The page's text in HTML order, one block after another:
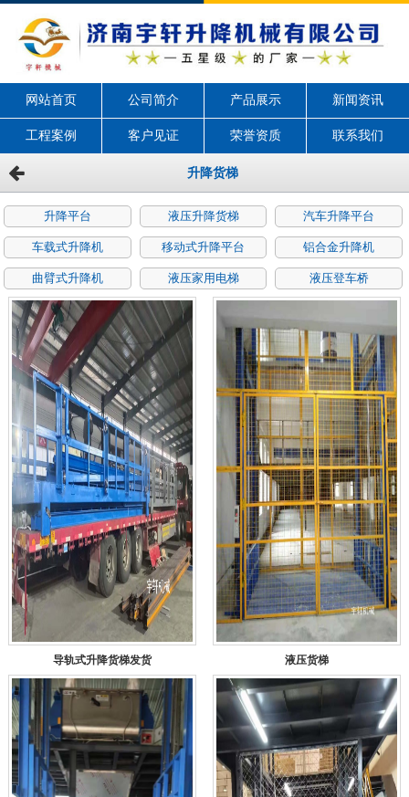
网站首页 公司简介 产品展示 新闻资讯
工程案例 客户见证 荣誉资质 联系我们
升降货梯
升降平台 液压升降货梯 汽车升降平台
车载式升降机 移动式升降平台 铝合金升降机
曲臂式升降机 液压家用电梯 液压登车桥
导轨式升降货梯发货 液压货梯